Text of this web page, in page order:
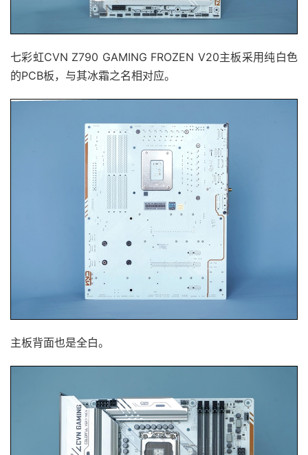
七彩虹CVN Z790 GAMING FROZEN V20主板采用纯白色
的PCB板，与其冰霜之名相对应。
主板背面也是全白。